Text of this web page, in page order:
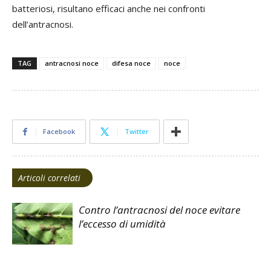
batteriosi, risultano efficaci anche nei confronti
dell’antracnosi.
TAG antracnosi noce difesa noce noce
Facebook Twitter
Articoli correlati
Contro l’antracnosi del noce evitare
l’eccesso di umidità